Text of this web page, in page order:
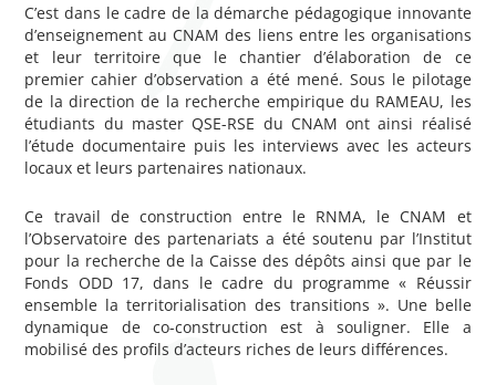
C’est dans le cadre de la démarche pédagogique innovante
d’enseignement au CNAM des liens entre les organisations
et leur territoire que le chantier d’élaboration de ce
premier cahier d’observation a été mené. Sous le pilotage
de la direction de la recherche empirique du RAMEAU, les
étudiants du master QSE-RSE du CNAM ont ainsi réalisé
l’étude documentaire puis les interviews avec les acteurs
locaux et leurs partenaires nationaux.
Ce travail de construction entre le RNMA, le CNAM et
l’Observatoire des partenariats a été soutenu par l’Institut
pour la recherche de la Caisse des dépôts ainsi que par le
Fonds ODD 17, dans le cadre du programme « Réussir
ensemble la territorialisation des transitions ». Une belle
dynamique de co-construction est à souligner. Elle a
mobilisé des profils d’acteurs riches de leurs différences.